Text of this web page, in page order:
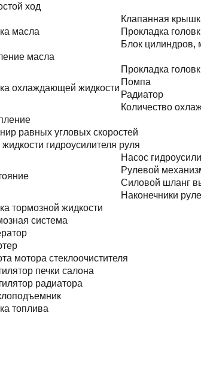
ход
масла
Клапанная
Прокладка
Блок цилиндров,
масла
охлаждающей жидкости
Прокладка
Помпа
Радиатор
Количество
равных угловых скоростей
жидкости гидроусилителя руля
Насос
Рулевой
Силовой шланг
Наконечники
тормозной жидкости
система
мотора стеклоочистителя
печки салона
радиатора
топлива